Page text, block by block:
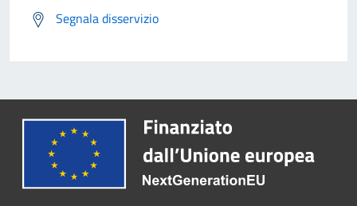
Segnala disservizio